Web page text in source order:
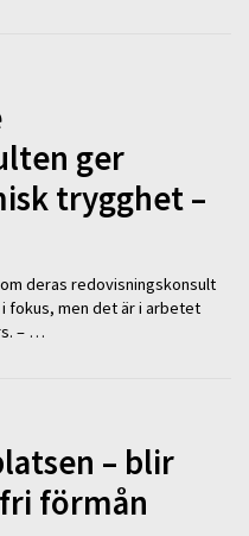
ger
trygghet –
deras redovisningskonsult
fokus, men det är i arbetet
– …
– blir
förmån